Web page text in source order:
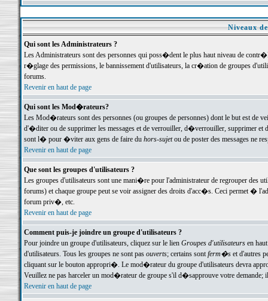
Niveaux
Qui sont les Administrateurs ?
Les Administrateurs sont des personnes qui poss�dent le plus haut niveau de
r�glage des permissions, le bannissement d'utilisateurs, la cr�ation de groupes
forums.
Revenir en haut de page
Qui sont les Mod�rateurs?
Les Mod�rateurs sont des personnes (ou groupes de personnes) dont le but est de
d'�diter ou de supprimer les messages et de verrouiller, d�verrouiller, supprimer
sont l� pour �viter aux gens de faire du hors-sujetou de poster des messages ne
Revenir en haut de page
Que sont les groupes d'utilisateurs ?
Les groupes d'utilisateurs sont une mani�re pour l'administrateur de regrouper des
forums) et chaque groupe peut se voir assigner des droits d'acc�s. Ceci permet
forum priv�, etc.
Revenir en haut de page
Comment puis-je joindre un groupe d'utilisateurs ?
Pour joindre un groupe d'utilisateurs, cliquez sur le lien Groupes d'utilisateursen haut
d'utilisateurs. Tous les groupes ne sont pas ouverts; certains sontferm�set d'autres
cliquant sur le bouton appropri�. Le mod�rateur du groupe d'utilisateurs devra
Veuillez ne pas harceler un mod�rateur de groupe s'il d�sapprouve votre demande;
Revenir en haut de page